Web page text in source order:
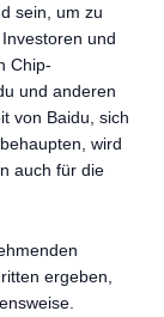
sein, um zu
und
Chip-
und anderen
von Baidu, sich
wird
auch für die
ergeben,